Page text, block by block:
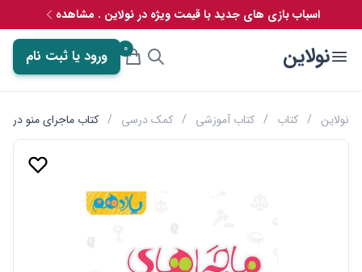
اسباب بازی های جدید با قیمت ویژه در نولاین . مشاهده
نولاین 0 ورود یا ثبت نام
نولاین / کتاب / کتاب آموزشی / کمک درسی / کتاب ماجرای منو